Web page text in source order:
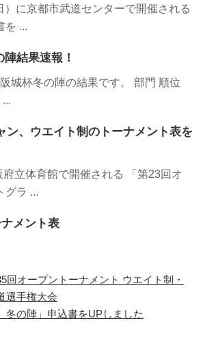
）に京都市武道センターで開催される
を ...
結果速報！
城杯冬の陣の結果です。 部門 順位
ン、ウエイト制のトーナメント表を
立体育館で開催される 「第23回オ
グラ ...
メント表
回オープントーナメント ウエイト制・
選手権大会
冬の陣」申込書をUPしました